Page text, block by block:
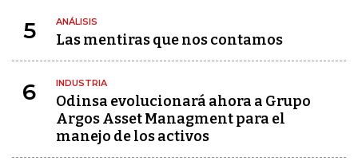
5 ANÁLISIS
Las mentiras que nos contamos
6 INDUSTRIA
Odinsa evolucionará ahora a Grupo
Argos Asset Managment para el
manejo de los activos